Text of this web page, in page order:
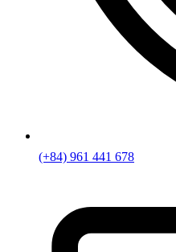
(+84) 961 441 678